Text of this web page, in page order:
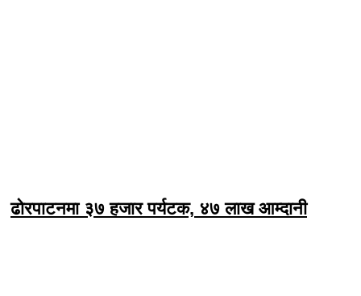
ढोरपाटनमा ३७ हजार पर्यटक, ४७ लाख आम्दानी